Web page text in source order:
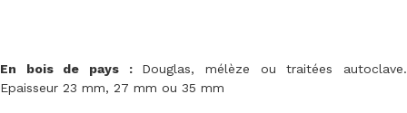
En bois de pays : Douglas, mélèze ou traitées autoclave.
Epaisseur 23 mm, 27 mm ou 35 mm